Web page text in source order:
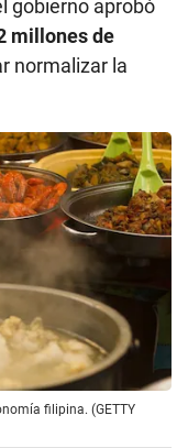
gobierno aprobó
millones de
normalizar la
filipina. (GETTY